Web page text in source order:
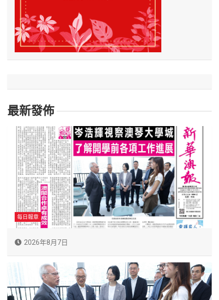
最新發佈
每日報章
2026年8月7日